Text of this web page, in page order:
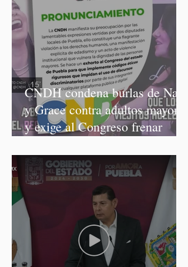
CNDH condena burlas de Nay
y Grace contra adultos mayores
y exige al Congreso frenar